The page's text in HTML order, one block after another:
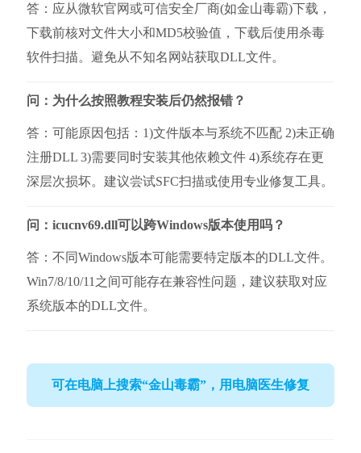
答：应从微软官网或可信安全厂商(如金山毒霸)下载，
下载前核对文件大小和MD5校验值，下载后使用杀毒
软件扫描。避免从不知名网站获取DLL文件。
问：为什么按照教程安装后仍然报错？
答：可能原因包括：1)文件版本与系统不匹配 2)未正确
注册DLL 3)需要同时安装其他依赖文件 4)系统存在更
深层次损坏。建议尝试SFC扫描或使用专业修复工具。
问：icucnv69.dll可以跨Windows版本使用吗？
答：不同Windows版本可能需要特定版本的DLL文件。
Win7/8/10/11之间可能存在兼容性问题，建议获取对应
系统版本的DLL文件。
可在电脑上搜索“金山毒霸”，用电脑医生修复